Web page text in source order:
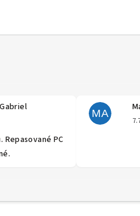
Hodnocení obchodu je 5 z 5
PC
MA